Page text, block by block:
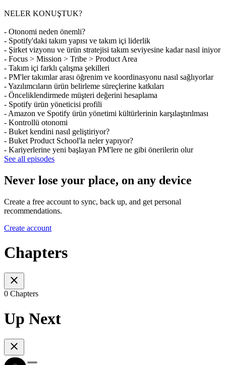
NELER KONUŞTUK?
- Otonomi neden önemli?
- Spotify'daki takım yapısı ve takım içi liderlik
- Şirket vizyonu ve ürün stratejisi takım seviyesine kadar nasıl iniyor
- Focus > Mission > Tribe > Product Area
- Takım içi farklı çalışma şekilleri
- PM'ler takımlar arası öğrenim ve koordinasyonu nasıl sağlıyorlar
- Yazılımcıların ürün belirleme süreçlerine katkıları
- Önceliklendirmede müşteri değerini hesaplama
- Spotify ürün yöneticisi profili
- Amazon ve Spotify ürün yönetimi kültürlerinin karşılaştırılması
- Kontrollü otonomi
- Buket kendini nasıl geliştiriyor?
- Buket Product School'la neler yapıyor?
- Kariyerlerine yeni başlayan PM'lere ne gibi önerilerin olur
See all episodes
Never lose your place, on any device
Create a free account to sync, back up, and get personal
recommendations.
Create account
Chapters
0 Chapters
Up Next